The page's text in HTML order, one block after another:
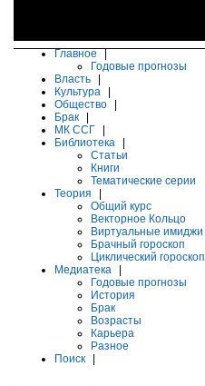
Главное
Годовые прогнозы
Власть
Культура
Общество
Брак
МК ССГ
Библиотека
Статьи
Книги
Тематические серии
Теория
Общий курс
Векторное Кольцо
Виртуальные имиджи
Брачный гороскоп
Циклический гороскоп
Медиатека
Годовые прогнозы
История
Брак
Возрасты
Карьера
Разное
Поиск